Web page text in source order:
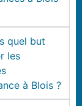
quel but
les
à Blois ?